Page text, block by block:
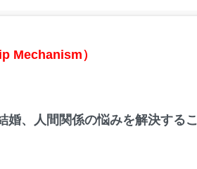
Mechanism）
婚、人間関係の悩みを解決する